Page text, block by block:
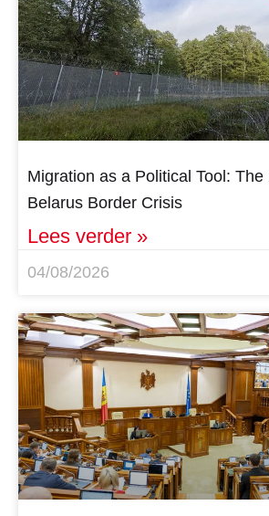
Migration as a Political Tool: The
Belarus Border Crisis
Lees verder »
04/08/2026